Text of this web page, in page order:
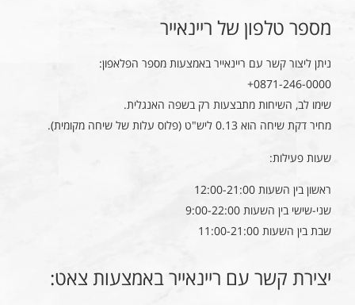
מספר טלפון של ריינאייר
ניתן ליצור קשר עם ריינאייר באמצעות מספר הפלאפון:
0871-246-0000+
שימו לב, השיחות מתבצעות רק בשפה האנגלית.
מחיר דקת שיחה הוא 0.13 ליש"ט (פלוס עלות של שיחה מקומית).
שעות פעילות:
ראשון בין השעות 12:00-21:00
שני-שישי בין השעות 9:00-22:00
שבת בין השעות 11:00-21:00
יצירת קשר עם ריינאייר באמצעות צאט: